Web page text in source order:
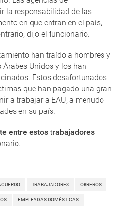
la responsabilidad de las
en que entran en el país,
dijo el funcionario.
han traído a hombres y
Árabes Unidos y los han
Estos desafortunados
que han pagado una gran
a trabajar a EAU, a menudo
en su país.
entre estos trabajadores
TRABAJADORES OBREROS
EMPLEADAS DOMÉSTICAS